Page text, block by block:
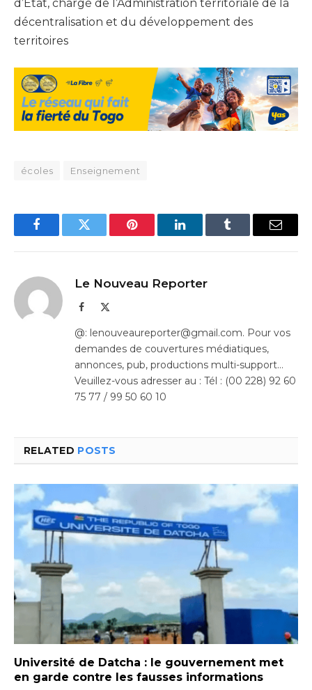
d’Etat, chargé de l’Administration territoriale de la
décentralisation et du développement des
territoires
écoles Enseignement
FacebookTwitter Pinterest LinkedInTumblr Email
Le Nouveau Reporter
Facebook
@: lenouveaureporter@gmail.com. Pour vos
demandes de couvertures médiatiques,
annonces, pub, productions multi-support…
Veuillez-vous adresser au : Tél : (00 228) 92 60
75 77 / 99 50 60 10
RELATED POSTS
Université de Datcha : le gouvernement met
en garde contre les fausses informations